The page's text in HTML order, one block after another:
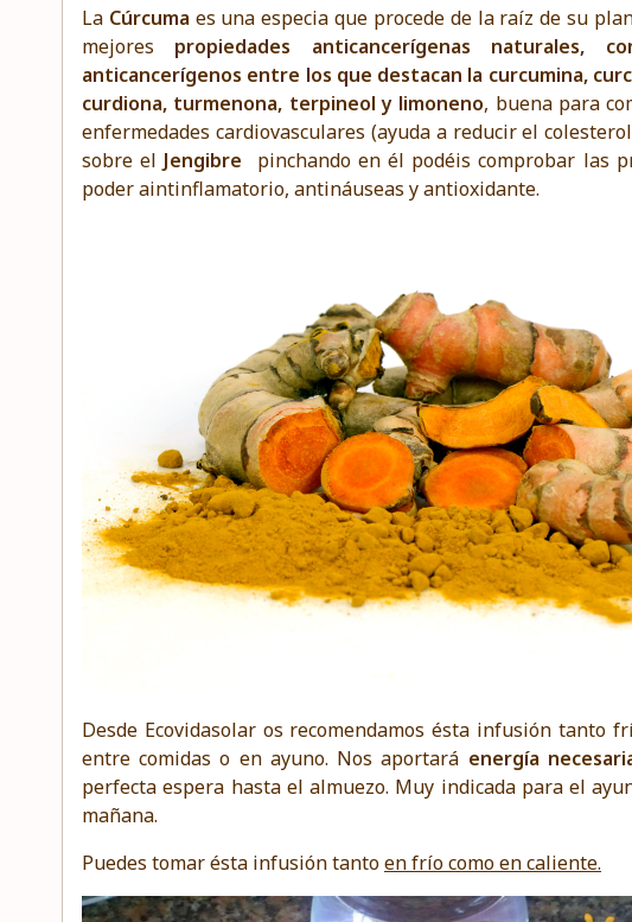
La Cúrcuma es una especia que procede de la raíz de su
mejores propiedades anticancerígenas naturales,
anticancerígenos entre los que destacan la curcumina,
curdiona, turmenona, terpineol y limoneno, buena para
enfermedades cardiovasculares (ayuda a reducir el
sobre el Jengibre
pinchando en él podéis comprobar las
poder aintinflamatorio, antináuseas y antioxidante.
Desde Ecovidasolaros recomendamos ésta infusión tanto
entre comidas o en ayuno. Nos aportará energía
perfecta espera hasta el almuezo. Muy indicada para el
mañana.
Puedes tomar ésta infusión tantoen frío como en caliente.